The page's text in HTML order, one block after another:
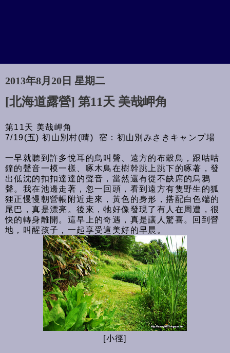
2013年8月20日 星期二
[北海道露營] 第11天 美哉岬角
第11天 美哉岬角
7/19(五) 初山別村(晴) 宿：初山別みさきキャンプ場
一早就聽到許多悅耳的鳥叫聲、遠方的布穀鳥，跟咕咕
鐘的聲音一模一樣、啄木鳥在樹幹跳上跳下的啄著，發
出低沈的扣扣達達的聲音，當然還有從不缺席的烏鴉
聲。我在池邊走著，忽一回頭，看到遠方有隻野生的狐
狸正慢慢朝營帳附近走來，黃色的身形，搭配白色端的
尾巴，真是漂亮。後來，牠好像發現了有人在周遭，很
快的轉身離開。這早上的奇遇，真是讓人驚喜。回到營
地，叫醒孩子，一起享受這美好的早晨。
[小徑]